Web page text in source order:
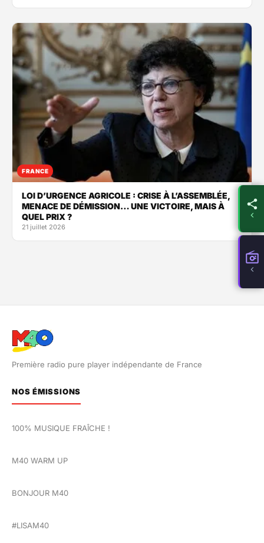
FRANCE
LOI D’URGENCE AGRICOLE : CRISE À L’ASSEMBLÉE,
MENACE DE DÉMISSION… UNE VICTOIRE, MAIS À
QUEL PRIX ?
21 juillet 2026
Première radio pure player indépendante de France
NOS ÉMISSIONS
100% MUSIQUE FRAÎCHE !
M40 WARM UP
BONJOUR M40
#LISAM40